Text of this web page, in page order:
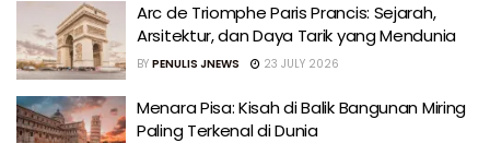
Arc de Triomphe Paris Prancis: Sejarah,
Arsitektur, dan Daya Tarik yang Mendunia
BY PENULIS JNEWS 23 JULY 2026
Menara Pisa: Kisah di Balik Bangunan Miring
Paling Terkenal di Dunia